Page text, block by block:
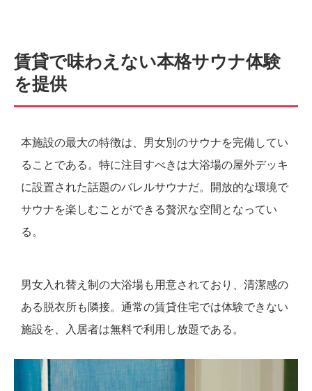
賃貸で味わえない本格サウナ体験
を提供
本施設の最大の特徴は、男女別のサウナを完備してい
ることである。特に注目すべきは大浴場の屋外デッキ
に設置された話題のバレルサウナだ。開放的な環境で
サウナを楽しむことができる贅沢な空間となってい
る。
男女入れ替え制の大浴場も用意されており、清潔感の
ある脱衣所も隣接。通常の賃貸住宅では体験できない
施設を、入居者は無料で利用し放題である。